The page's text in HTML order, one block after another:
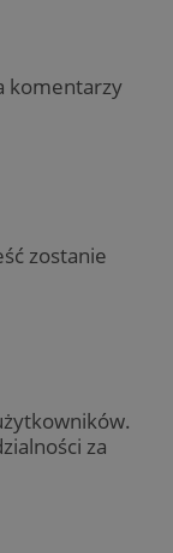
komentarzy
zostanie
za